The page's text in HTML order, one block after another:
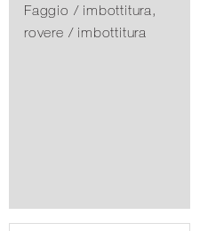
Faggio / imbottitura,
rovere / imbottitura